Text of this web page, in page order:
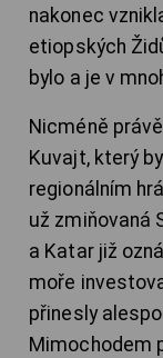
nakonec
etiopských
bylo a je v
Nicméně
Kuvajt, který
regionálním
už zmiňovaná
a Katar již
moře
přinesly
Mimochodem